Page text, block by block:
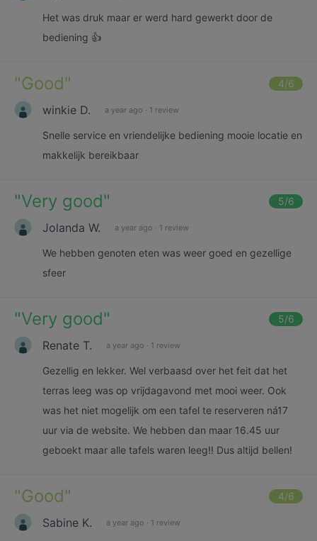
Het was druk maar er werd hard gewerkt door de
bediening 👍
"Good" 4/6
winkie D. a year ago · 1 review
Snelle service en vriendelijke bediening mooie locatie en
makkelijk bereikbaar
"Very good" 5/6
Jolanda W. a year ago · 1 review
We hebben genoten eten was weer goed en gezellige
sfeer
"Very good" 5/6
Renate T. a year ago · 1 review
Gezellig en lekker. Wel verbaasd over het feit dat het
terras leeg was op vrijdagavond met mooi weer. Ook
was het niet mogelijk om een tafel te reserveren ná17
uur via de website. We hebben dan maar 16.45 uur
geboekt maar alle tafels waren leeg!! Dus altijd bellen!
"Good" 4/6
Sabine K. a year ago · 1 review